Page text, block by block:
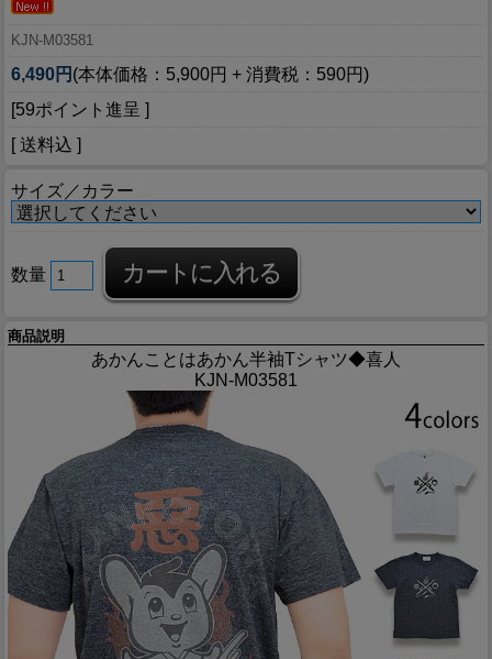
KJN-M03581
6,490円 (本体価格：5,900円 + 消費税：590円)
[59ポイント進呈 ]
[ 送料込 ]
サイズ／カラー
数量
商品説明
あかんことはあかん半袖Tシャツ◆喜人
KJN-M03581